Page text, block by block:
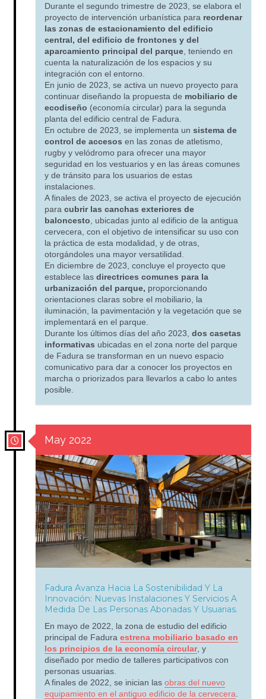
Durante el segundo trimestre de 2023, se elabora el
proyecto de intervención urbanística para reordenar
las zonas de estacionamiento del edificio
central, del edificio de frontones y del
aparcamiento principal del parque , teniendo en
cuenta la naturalización de los espacios y su
integración con el entorno.
En junio de 2023, se activa un nuevo proyecto para
continuar diseñando la propuesta de mobiliario de
ecodiseño (economía circular) para la segunda
planta del edificio central de Fadura.
En octubre de 2023, se implementa un sistema de
control de accesos en las zonas de atletismo,
rugby y velódromo para ofrecer una mayor
seguridad en los vestuarios y en las áreas comunes
y de tránsito para los usuarios de estas
instalaciones.
A finales de 2023, se activa el proyecto de ejecución
para cubrir las canchas exteriores de
baloncesto , ubicadas junto al edificio de la antigua
cervecera, con el objetivo de intensificar su uso con
la práctica de esta modalidad, y de otras,
otorgándoles una mayor versatilidad.
En diciembre de 2023, concluye el proyecto que
establece las directrices comunes para la
urbanización del parque, proporcionando
orientaciones claras sobre el mobiliario, la
iluminación, la pavimentación y la vegetación que se
implementará en el parque.
Durante los últimos días del año 2023, dos casetas
informativas ubicadas en el zona norte del parque
de Fadura se transforman en un nuevo espacio
comunicativo para dar a conocer los proyectos en
marcha o priorizados para llevarlos a cabo lo antes
posible.
May 2022
Fadura Avanza Hacia La Sostenibilidad Y La
Innovación: Nuevas Instalaciones Y Servicios A
Medida De Las Personas Abonadas Y Usuarias.
En mayo de 2022, la zona de estudio del edificio
principal de Fadura estrena mobiliario basado en
los principios de la economía circular, y
diseñado por medio de talleres participativos con
personas usuarias.
A finales de 2022, se inician las obras del nuevo
equipamiento en el antiguo edificio de la cervecera